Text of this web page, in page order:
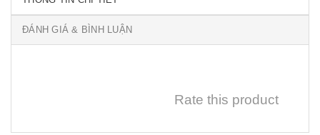
ĐÁNH GIÁ & BÌNH LUẬN
Rate this product